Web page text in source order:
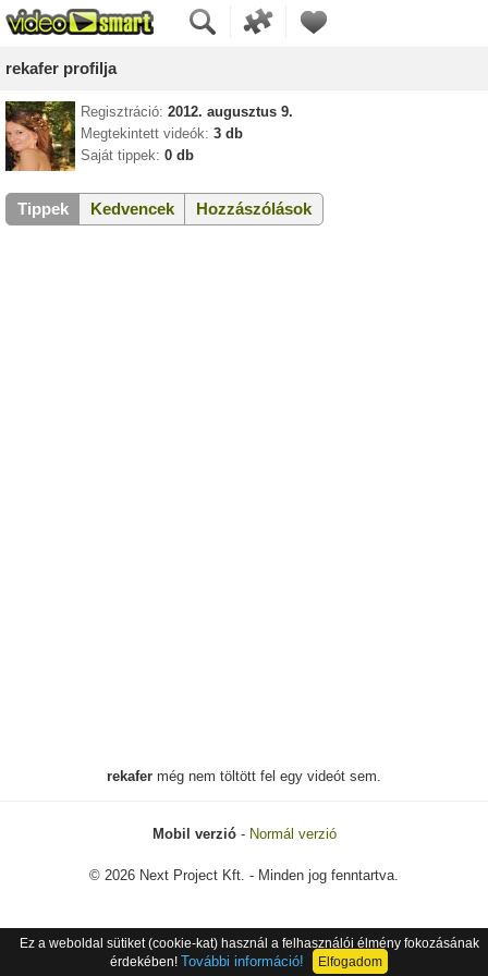
rekafer profilja
Regisztráció: 2012. augusztus 9.
Megtekintett videók: 3 db
Saját tippek: 0 db
Tippek Kedvencek Hozzászólások
rekafer még nem töltött fel egy videót sem.
Mobil verzió- Normál verzió
© 2026 Next Project Kft. - Minden jog fenntartva.
Ez a weboldal sütiket (cookie-kat) használ a felhasználói élmény fokozásának
érdekében! További információ! Elfogadom